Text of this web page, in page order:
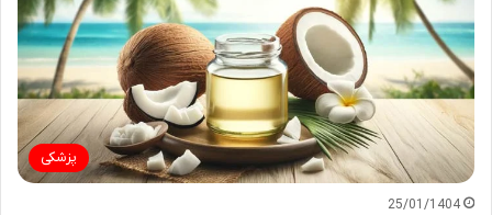
پزشکی
25/01/1404